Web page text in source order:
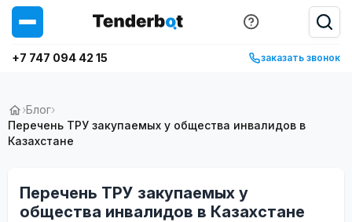
+7 747 094 42 15 заказать звонок
›Блог›
Перечень ТРУ закупаемых у общества инвалидов в
Казахстане
Перечень ТРУ закупаемых у
общества инвалидов в Казахстане